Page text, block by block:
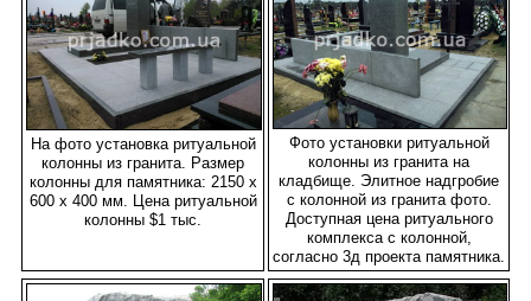
На фото установка ритуальной
колонны из гранита. Размер
колонны для памятника: 2150 х
600 х 400 мм. Цена ритуальной
колонны $1 тыс.
Фото установки ритуальной
колонны из гранита на
кладбище. Элитное надгробие
с колонной из гранита фото.
Доступная цена ритуального
комплекса с колонной,
согласно 3д проекта памятника.